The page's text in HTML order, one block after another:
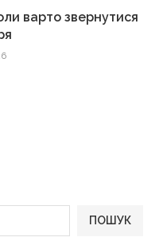
варто звернутися
ПОШУК